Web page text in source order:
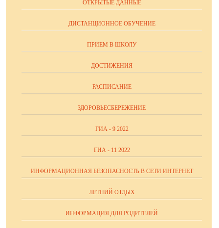
ОТКРЫТЫЕ ДАННЫЕ
ДИСТАНЦИОННОЕ ОБУЧЕНИЕ
ПРИЕМ В ШКОЛУ
ДОСТИЖЕНИЯ
РАСПИСАНИЕ
ЗДОРОВЬЕСБЕРЕЖЕНИЕ
ГИА - 9 2022
ГИА - 11 2022
ИНФОРМАЦИОННАЯ БЕЗОПАСНОСТЬ В СЕТИ ИНТЕРНЕТ
ЛЕТНИЙ ОТДЫХ
ИНФОРМАЦИЯ ДЛЯ РОДИТЕЛЕЙ